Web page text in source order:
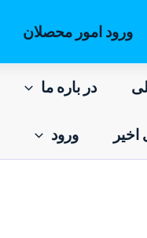
ورود امور محصلان
در باره ما
اخیر ورود